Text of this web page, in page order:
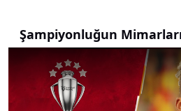
Şampiyonluğun